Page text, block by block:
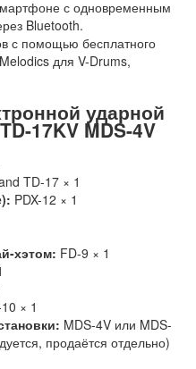
с одновременным
Bluetooth.
с помощью бесплатного
Melodics для V-Drums,
ударной
17KV MDS-4V
TD-17 × 1
PDX-12 × 1
хэтом: FD-9 × 1
× 1
MDS-4V или MDS-
продаётся отдельно)